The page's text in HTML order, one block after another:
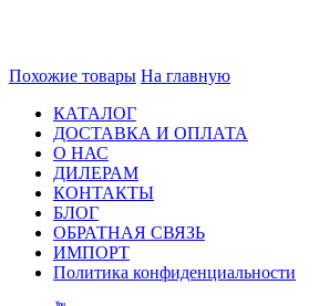
Похожие товары На главную
КАТАЛОГ
ДОСТАВКА И ОПЛАТА
О НАС
ДИЛЕРАМ
КОНТАКТЫ
БЛОГ
ОБРАТНАЯ СВЯЗЬ
ИМПОРТ
Политика конфиденциальности